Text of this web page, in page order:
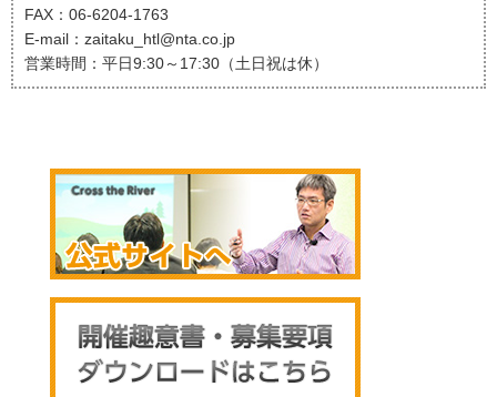
FAX：06-6204-1763
E-mail：zaitaku_htl@nta.co.jp
営業時間：平日9:30～17:30（土日祝は休）